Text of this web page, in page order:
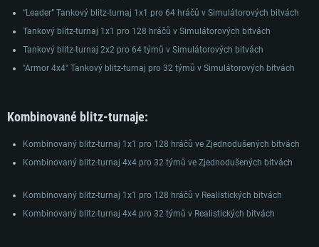
Připojení: Širokopásmové připojení
Místo na disku: 62,2 GB
Místo na disku: 62,2 GB
Grafická karta: NVIDIA 1060 s nejnovějšími proprietárními ovladači (ne
nejnovějšími proprietárními ovladači (ne staršími, než půl roku) a s
podporou Vulcan.
Připojení: Širokopásmové připojení
“Leader” Tankový blitz-turnaj 1x1 pro 64 hráčů v Simulátorových bitvách
Tankový blitz-turnaj 1x1 pro 128 hráčů v Simulátorových bitvách
Tankový blitz-turnaj 2x2 pro 64 týmů v Simulátorových bitvách
"Armor 4x4" Tankový blitz-turnaj pro 32 týmů v Simulátorových bitvách
Kombinované blitz-turnaje:
Kombinovaný blitz-turnaj 1x1 pro 128 hráčů ve Zjednodušených bitvách
Kombinovaný blitz-turnaj 4x4 pro 32 týmů ve Zjednodušených bitvách
Kombinovaný blitz-turnaj 1x1 pro 128 hráčů v Realistických bitvách
Kombinovaný blitz-turnaj 4x4 pro 32 týmů v Realistických bitvách